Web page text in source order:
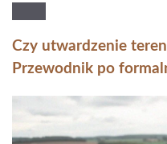
Czy utwardzenie
Przewodnik po